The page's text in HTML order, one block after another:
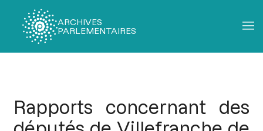
ARCHIVES
PARLEMENTAIRES
Rapports concernant des